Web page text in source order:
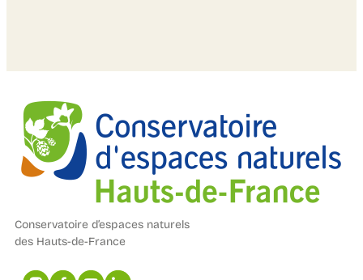
Conservatoire d’espaces naturels
des Hauts-de-France